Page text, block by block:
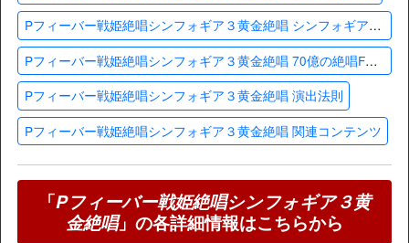
Pフィーバー戦姫絶唱シンフォギア３黄金絶唱 シンフォギアチャンス黄金_演出
Pフィーバー戦姫絶唱シンフォギア３黄金絶唱 70億の絶唱FEVER_演出
Pフィーバー戦姫絶唱シンフォギア３黄金絶唱 演出法則
Pフィーバー戦姫絶唱シンフォギア３黄金絶唱 関連コンテンツ
「Pフィーバー戦姫絶唱シンフォギア３黄
金絶唱」の各詳細情報はこちらから